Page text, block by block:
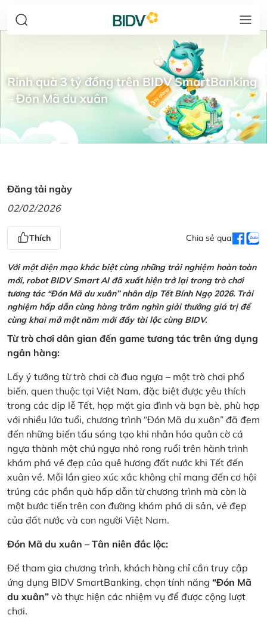
Rinh quà 3 tỷ đồng trên BIDV SmartBanking
– Đón Mã du xuân
Đăng tải ngày
02/02/2026
Thích Chia sẻ qua
Với một diện mạo khác biệt cùng những trải nghiệm hoàn toàn
mới, robot BIDV Smart AI đã xuất hiện trở lại trong trò chơi
tương tác “Đón Mã du xuân” nhân dịp Tết Bính Ngọ 2026. Trải
nghiệm hấp dẫn cùng hàng trăm nghìn giải thưởng giá trị để
cùng khai mở một năm mới đầy tài lộc cùng BIDV.
Từ trò chơi dân gian đến game tương tác trên ứng dụng
ngân hàng:
Lấy ý tưởng từ trò chơi cờ đua ngựa – một trò chơi phổ
biến, quen thuộc tại Việt Nam, đặc biệt được yêu thích
trong các dịp lễ Tết, họp mặt gia đình và bạn bè, phù hợp
với nhiều lứa tuổi, chương trình “Đón Mã du xuân” đã đem
đến những biến tấu sáng tạo khi nhân hóa quân cờ cá
ngựa thành một chú ngựa nhỏ rong ruổi trên hành trình
khám phá vẻ đẹp của quê hương đất nước khi Tết đến
xuân về. Mỗi lần gieo xúc xắc không chỉ mang đến cơ hội
trúng các phần quà hấp dẫn từ chương trình mà còn là
một bước tiến trên con đường khám phá di sản, vẻ đẹp
của đất nước và con người Việt Nam.
Đón Mã du xuân – Tân niên đắc lộc:
Để tham gia chương trình, khách hàng chỉ cần truy cập
ứng dụng BIDV SmartBanking, chọn tính năng “Đón Mã
du xuân” và thực hiện các nhiệm vụ để được cộng lượt
chơi.